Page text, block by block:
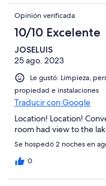
Opinión verificada
10/10 Excelente
JOSELUIS
25 ago. 2023
Le gustó: Limpieza,
propiedad e instalaciones
Traducir con Google
Location! Location!
room had view to the
Se hospedó 2 noches en
0